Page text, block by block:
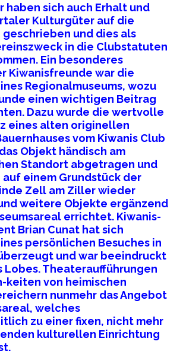
haben sich auch Erhalt und
Kulturgüter auf die
und dies als
in die Clubstatuten
Ein besonderes
Kiwanisfreunde war die
Regionalmuseums, wozu
einen wichtigen Beitrag
Dazu wurde die wertvolle
eines alten originellen
vom Kiwanis Club
Objekt händisch am
Standort abgetragen und
auf einem Grundstück der
Zell am Ziller wieder
weitere Objekte ergänzend
errichtet. Kiwanis-
Brian Cunat hat sich
persönlichen Besuches in
und war beeindruckt
Lobes. Theateraufführungen
keiten von heimischen
nunmehr das Angebot
welches
zu einer fixen, nicht mehr
kulturellen Einrichtung